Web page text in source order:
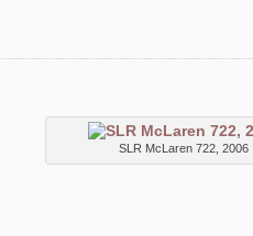
SLR McLaren 722, 2006